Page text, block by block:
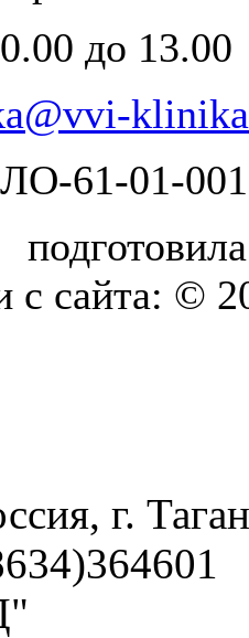
до 13.00
ЛО-61-01-
с сайта: ©
г.